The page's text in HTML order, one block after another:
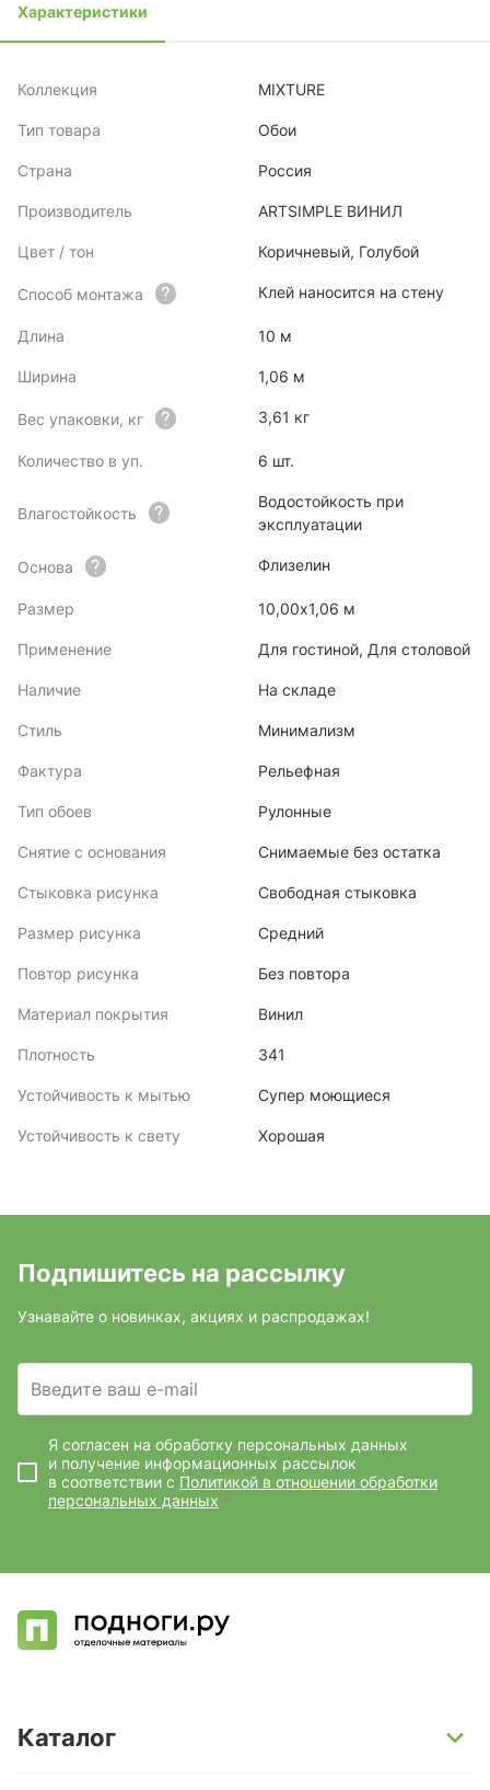
Характеристики
Коллекция MIXTURE
Тип товара Обои
Страна Россия
Производитель ARTSIMPLE ВИНИЛ
Цвет / тон Коричневый, Голубой
Способ монтажа Клей наносится на стену
Длина 10 м
Ширина 1,06 м
Вес упаковки, кг 3,61 кг
Количество в уп. 6 шт.
Влагостойкость
Водостойкость при
эксплуатации
Основа Флизелин
Размер 10,00х1,06 м
Применение Для гостиной, Для столовой
Наличие На складе
Стиль Минимализм
Фактура Рельефная
Тип обоев Рулонные
Снятие с основания Снимаемые без остатка
Стыковка рисунка Свободная стыковка
Размер рисунка Средний
Повтор рисунка Без повтора
Материал покрытия Винил
Плотность 341
Устойчивость к мытью Супер моющиеся
Устойчивость к свету Хорошая
Подпишитесь на рассылку
Узнавайте о новинках, акциях и распродажах!
Введите ваш e-mail
Я согласен на обработку персональных данных
и получение информационных рассылок
в соответствии с Политикой в отношении обработки
персональных данных *
Каталог